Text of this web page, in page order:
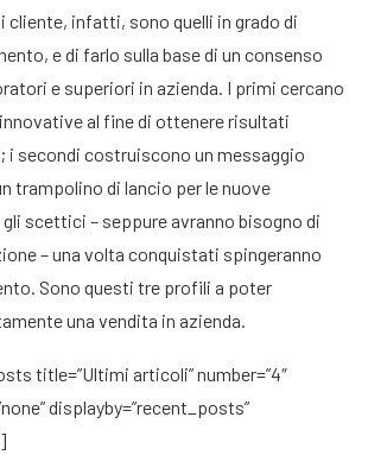
cliente, infatti, sono quelli in grado di
e di farlo sulla base di un consenso
e superiori in azienda. I primi cercano
al fine di ottenere risultati
i secondi costruiscono un messaggio
trampolino di lancio per le nuove
scettici – seppure avranno bisogno di
– una volta conquistati spingeranno
Sono questi tre profili a poter
una vendita in azienda.
title=”Ultimi articoli” number=”4″
displayby=”recent_posts”